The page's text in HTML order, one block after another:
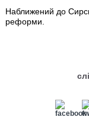
Наближений до
реформи.